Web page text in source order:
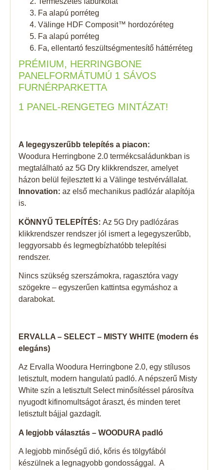
Fa alapú porréteg
Välinge HDF Composit™ hordozóréteg
Fa alapú porréteg
Fa, ellentartó feszültségmentesítő háttérréteg
PRÉMIUM, HERRINGBONE
PANELFORMÁTUMÚ 1 SÁVOS
FURNÉRPARKETTA
1 PANEL-RENGETEG MINTÁZAT!
A legegyszerűbb telepítés a piacon:
Woodura Herringbone 2.0 termékcsaládunkban is
megtalálható az 5G Dry klikkrendszer, amelyet
házon belül fejlesztett ki a Välinge testvérvállalat.
Innovation: az első mechanikus padlózár alapítója
is.
KÖNNYŰ TELEPÍTÉS: Az 5G Dry padlózáras
klikkrendszer rendszer jól ismert a legegyszerűbb,
leggyorsabb és legmegbízhatóbb telepítési
rendszer.
Nincs szükség szerszámokra, ragasztóra vagy
szögekre – egyszerűen kattintsa egymáshoz a
darabokat.
ERVALLA – SELECT – MISTY WHITE (modern és
elegáns)
Az Ervalla Woodura Herringbone 2.0, egy stílusos
letisztult, modern hangulatú padló. A népszerű Misty
White szín a letisztult Select minősítéssel párosítva
nyugodt kifinomultságot áraszt, és minden teret
letisztult bájjal gazdagít.
A legjobb választás – WOODURA padló
A legjobb minőségű dió, kőris és tölgyfából
készülnek a legnagyobb gondossággal. A